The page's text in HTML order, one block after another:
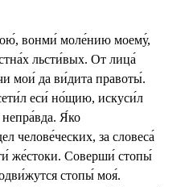
вонми́ моле́нию моему́,
льсти́вых. От лица́
мои́ да ви́дита правоты́.
еси́ но́щию, искуси́л
Я́ко
челове́ческих, за словеса́
же́стоки. Соверши́ стопы́
стопы́ моя́.